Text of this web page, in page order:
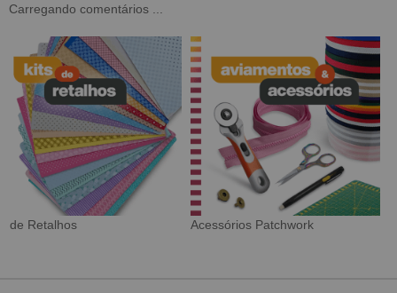
Carregando comentários ...
Tecido Digital Sarja Impermeável